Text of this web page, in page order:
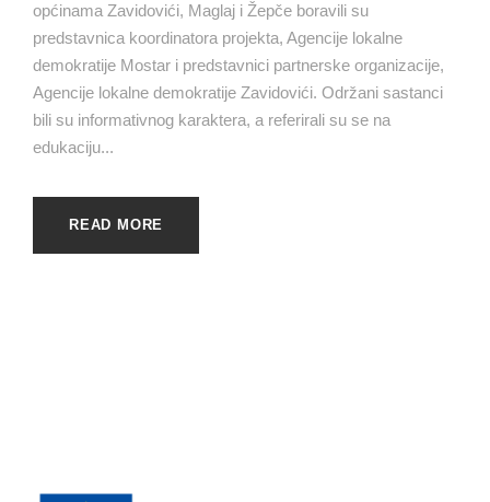
općinama Zavidovići, Maglaj i Žepče boravili su
predstavnica koordinatora projekta, Agencije lokalne
demokratije Mostar i predstavnici partnerske organizacije,
Agencije lokalne demokratije Zavidovići. Održani sastanci
bili su informativnog karaktera, a referirali su se na
edukaciju...
READ MORE